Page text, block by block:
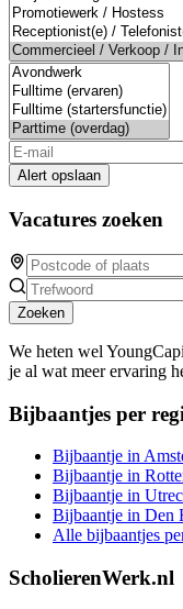
Alert opslaan
Vacatures zoeken
Zoeken
We heten wel
je al wat meer ervaring
Bijbaantjes per
Bijbaantje in
Bijbaantje in
Bijbaantje in
Bijbaantje in Den
Alle bijbaantjes
ScholierenWerk.nl